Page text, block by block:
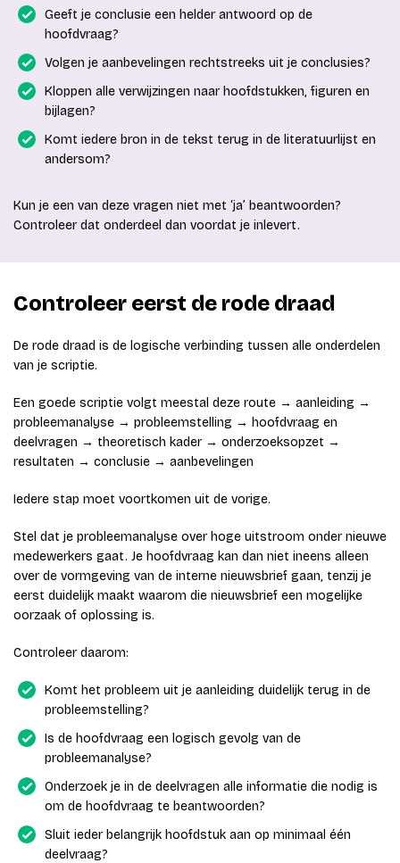
Geeft je conclusie een helder antwoord op de
hoofdvraag?
Volgen je aanbevelingen rechtstreeks uit je conclusies?
Kloppen alle verwijzingen naar hoofdstukken, figuren en
bijlagen?
Komt iedere bron in de tekst terug in de literatuurlijst en
andersom?
Kun je een van deze vragen niet met ‘ja’ beantwoorden?
Controleer dat onderdeel dan voordat je inlevert.
Controleer eerst de rode draad
De rode draad is de logische verbinding tussen alle onderdelen
van je scriptie.
Een goede scriptie volgt meestal deze route → aanleiding →
probleemanalyse → probleemstelling → hoofdvraag en
deelvragen → theoretisch kader → onderzoeksopzet →
resultaten → conclusie → aanbevelingen
Iedere stap moet voortkomen uit de vorige.
Stel dat je probleemanalyse over hoge uitstroom onder nieuwe
medewerkers gaat. Je hoofdvraag kan dan niet ineens alleen
over de vormgeving van de interne nieuwsbrief gaan, tenzij je
eerst duidelijk maakt waarom die nieuwsbrief een mogelijke
oorzaak of oplossing is.
Controleer daarom:
Komt het probleem uit je aanleiding duidelijk terug in de
probleemstelling?
Is de hoofdvraag een logisch gevolg van de
probleemanalyse?
Onderzoek je in de deelvragen alle informatie die nodig is
om de hoofdvraag te beantwoorden?
Sluit ieder belangrijk hoofdstuk aan op minimaal één
deelvraag?